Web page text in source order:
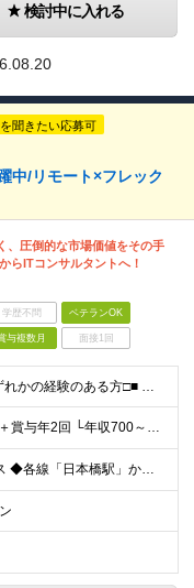
検討中に入れる
聞きたい応募可
中/リモート×フレック
、圧倒的な市場価値をその手
らITコンサルタントへ！
学歴不問 ベテランOK
与複数月 面接1回
☆高卒以上 ■□以下いずれかの経験のある方□■ ◇何らかのシステム開発経験（開発・インフラ不問） ◇事業企画 ◇組織設計 ◇業務改善 ◇新規事業開発 ■□こんな志向の方に向いています□■ ◇技術や
◎月給39万～100万円＋賞与年2回 └年収700～1500万円可能 ■□年収例□■ ◇28歳・元開発エンジニア └年収700万（2年後に年収150万UP実績） ◇33歳・元SierのPM └年収1
◆リモート×フレックス ◆各線「日本橋駅」から徒歩1分 【本社】 東京都中央区日本橋2-1-3 アーバンネット日本橋二丁目ビル6階 ※変更の範囲：上記を除く当社関連勤務地